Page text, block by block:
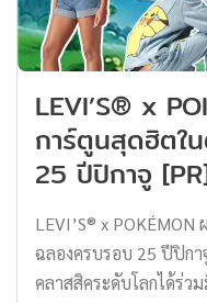
อาจสงสัยว่า Icon
ใคร? ต้องขอเล่าก่อนครั
ต้องการที่จะสร้าง
ผู้ใช้งานมาตั้งห้องสนท
ที่เป็นความสนใจเดียวกั
โดยผู้คุมห้อง
ตามความเหมาะสม ท
Clubhouse จึงเป็นรูป
โลก ซึ่งในขณะนี้ภาพช
LEVI’S® x
การ์ตูนสุดฮิตใ
25 ปีปิกาจู
LEVI’S® x
ฉลองครบรอบ 25 ปีปิกา
คลาสสิคระดับโลกได้ร่ว